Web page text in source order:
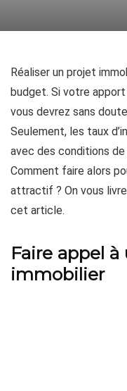
Réaliser un projet
budget. Si votre apport
vous devrez sans doute
Seulement, les taux
avec des conditions
Comment faire alors
attractif ? On vous
cet article.
Faire appel
immobilier